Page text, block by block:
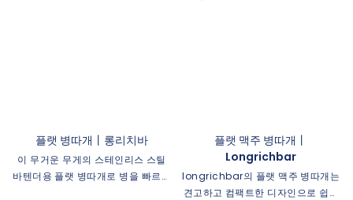
플랫 병따개丨롱리치바
이 무거운 무게의 스테인리스 스틸
바텐더용 플랫 병따개로 병을 빠르고
플랫 맥주 병따개丨
Longrichbar
longrichbar의 플랫 맥주 병따개는
견고하고 컴팩트한 디자인으로 쉽게